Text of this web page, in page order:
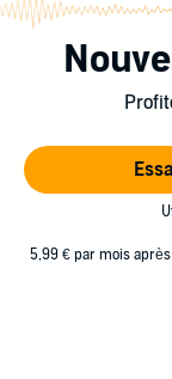
5,99 € par mois